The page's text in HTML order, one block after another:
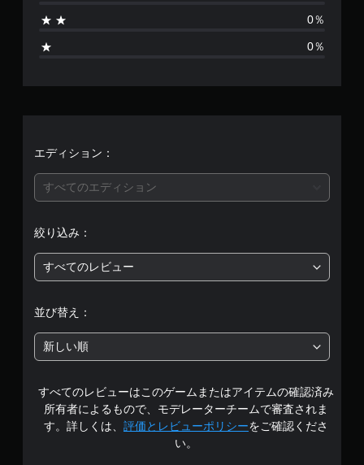
、
段
階
の
5
で
す
0％
0％
エディション：
すべてのエディション
絞り込み：
すべてのレビュー
並び替え：
新しい順
すべてのレビューはこのゲームまたはアイテムの確認済み
所有者によるもので、モデレーターチームで審査されま
す。詳しくは、 評価とレビューポリシーをご確認くださ
い。